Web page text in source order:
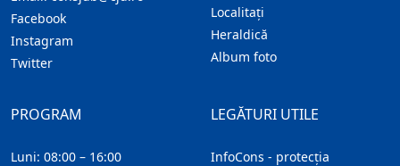
Facebook
Instagram
Twitter
Localitaţi
Heraldică
Album foto
LEGĂTURI UTILE
InfoCons - protecția
PROGRAM
Luni: 08:00 – 16:00